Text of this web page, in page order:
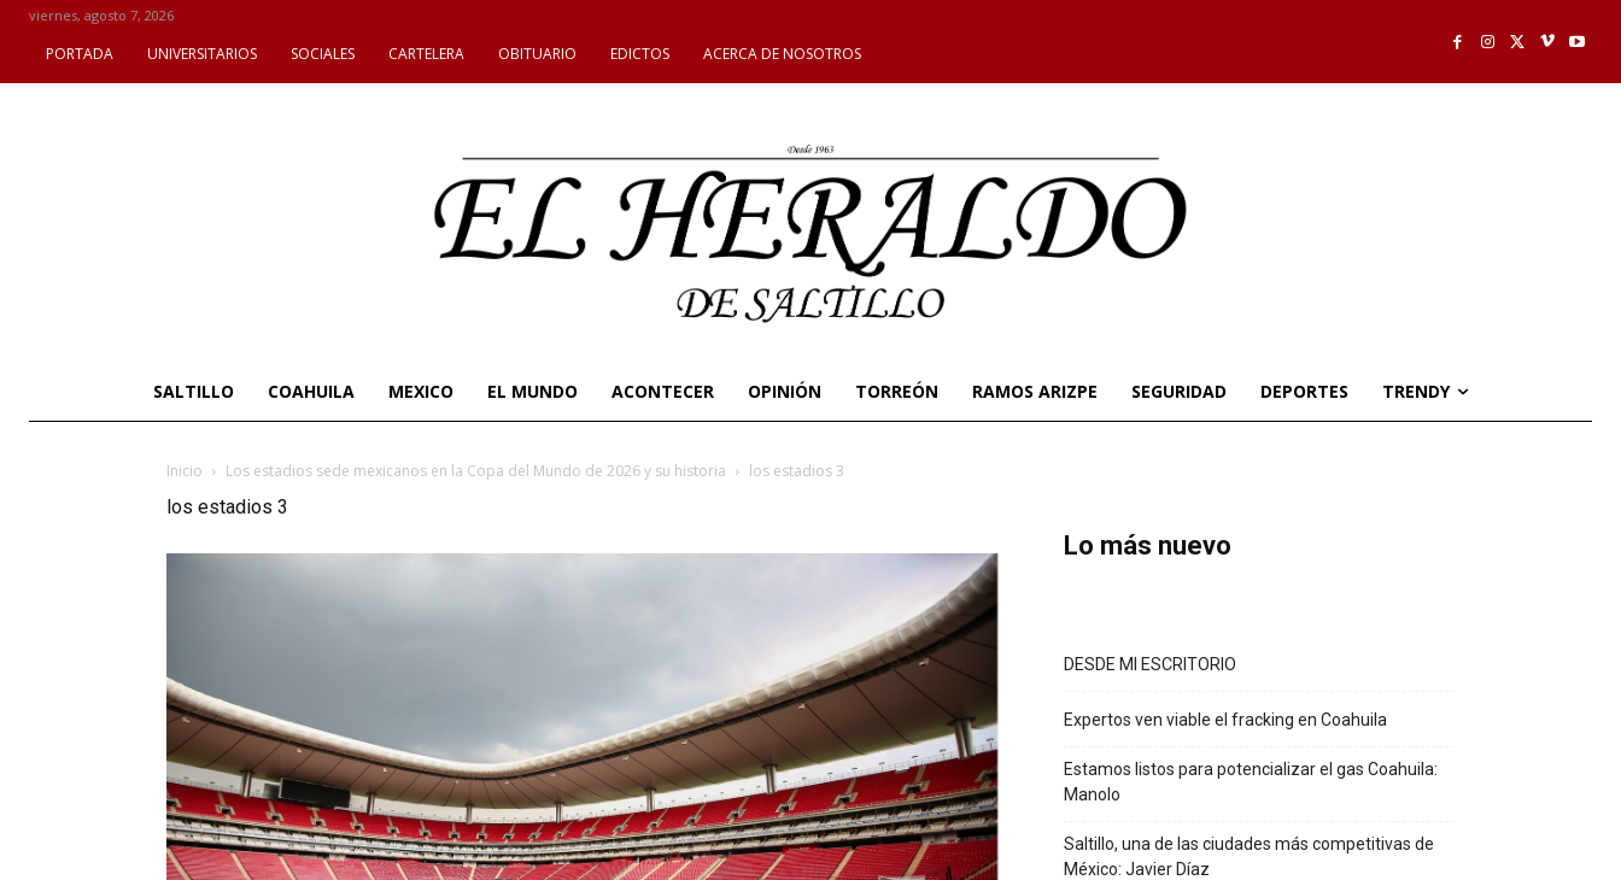
viernes, agosto 7, 2026
PORTADA UNIVERSITARIOS SOCIALES CARTELERA OBITUARIO EDICTOS ACERCA DE NOSOTROS
SALTILLO COAHUILA MEXICO EL MUNDO ACONTECER OPINIÓN TORREÓN RAMOS ARIZPE SEGURIDAD DEPORTES TRENDY
Inicio Los estadios sede mexicanos en la Copa del Mundo de 2026 y su historia los estadios 3
los estadios 3
Lo más nuevo
DESDE MI ESCRITORIO
Expertos ven viable el fracking en Coahuila
Estamos listos para potencializar el gas Coahuila:
Manolo
Saltillo, una de las ciudades más competitivas de
México: Javier Díaz